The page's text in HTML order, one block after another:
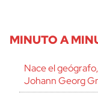
MINUTO A
Nace el
Johann Georg